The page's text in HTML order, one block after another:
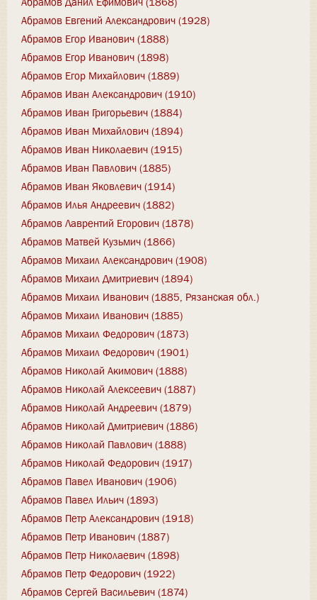
Абрамов Евгений Александрович (1928)
Абрамов Егор Иванович (1888)
Абрамов Егор Иванович (1898)
Абрамов Егор Михайлович (1889)
Абрамов Иван Александрович (1910)
Абрамов Иван Григорьевич (1884)
Абрамов Иван Михайлович (1894)
Абрамов Иван Николаевич (1915)
Абрамов Иван Павлович (1885)
Абрамов Иван Яковлевич (1914)
Абрамов Илья Андреевич (1882)
Абрамов Лаврентий Егорович (1878)
Абрамов Матвей Кузьмич (1866)
Абрамов Михаил Александрович (1908)
Абрамов Михаил Дмитриевич (1894)
Абрамов Михаил Иванович (1885, Рязанская обл.)
Абрамов Михаил Иванович (1885)
Абрамов Михаил Федорович (1873)
Абрамов Михаил Федорович (1901)
Абрамов Николай Акимович (1888)
Абрамов Николай Алексеевич (1887)
Абрамов Николай Андреевич (1879)
Абрамов Николай Дмитриевич (1886)
Абрамов Николай Павлович (1888)
Абрамов Николай Федорович (1917)
Абрамов Павел Иванович (1906)
Абрамов Павел Ильич (1893)
Абрамов Петр Александрович (1918)
Абрамов Петр Иванович (1887)
Абрамов Петр Николаевич (1898)
Абрамов Петр Федорович (1922)
Абрамов Сергей Васильевич (1874)